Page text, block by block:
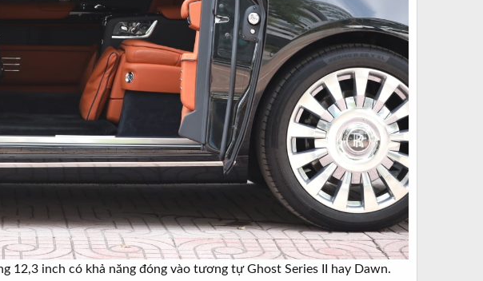
12,3 inch có khả năng đóng vào tương tự Ghost Series II hay Dawn.